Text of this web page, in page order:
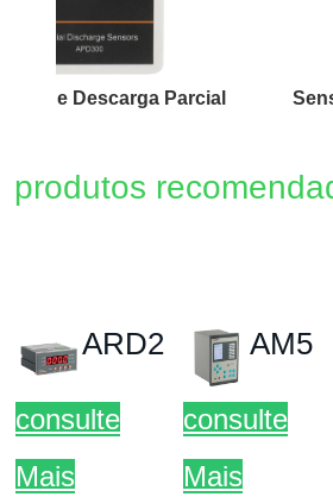
Parcial